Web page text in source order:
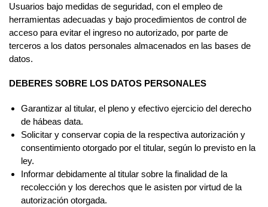
Usuarios bajo medidas de seguridad, con el empleo de
herramientas adecuadas y bajo procedimientos de control de
acceso para evitar el ingreso no autorizado, por parte de
terceros a los datos personales almacenados en las bases de
datos.
DEBERES SOBRE LOS DATOS PERSONALES
Garantizar al titular, el pleno y efectivo ejercicio del derecho
de hábeas data.
Solicitar y conservar copia de la respectiva autorización y
consentimiento otorgado por el titular, según lo previsto en la
ley.
Informar debidamente al titular sobre la finalidad de la
recolección y los derechos que le asisten por virtud de la
autorización otorgada.